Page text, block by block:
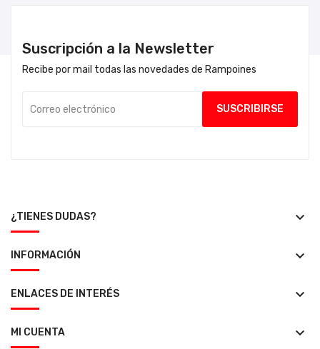
Suscripción a la Newsletter
Recibe por mail todas las novedades de Rampoines
¿TIENES DUDAS? keyboard_arrow_down
INFORMACIÓN keyboard_arrow_down
ENLACES DE INTERÉS keyboard_arrow_down
MI CUENTA keyboard_arrow_down